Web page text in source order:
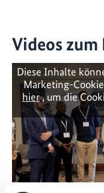
Videos
Diese Inhalte
Marketing-
hier, um die